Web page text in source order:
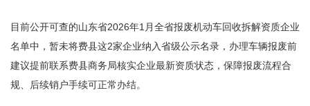
目前公开可查的山东省2026年1月全省报废机动车回收拆解资质企业
名单中，暂未将费县这2家企业纳入省级公示名录，办理车辆报废前
建议提前联系费县商务局核实企业最新资质状态，保障报废流程合
规、后续销户手续可正常办结。